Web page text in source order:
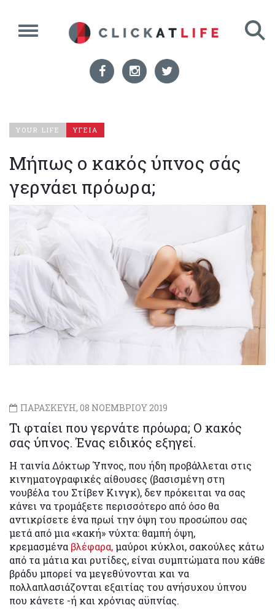
YOUR LIFE ΥΓΕΙΑ
Μήπως ο κακός ύπνος σάς
γερνάει πρόωρα;
ΠΑΡΑΣΚΕΥΗ, 08 ΝΟΕΜΒΡΙΟΥ 2019
Τι φταίει που γερνάτε πρόωρα; Ο κακός
σας ύπνος. Ένας ειδικός εξηγεί.
Η ταινία Δόκτωρ Ύπνος, που ήδη προβάλλεται στις
κινηματογραφικές αίθουσες (βασισμένη στη
νουβέλα του Στίβεν Κινγκ), δεν πρόκειται να σας
κάνει να τρομάξετε περισσότερο από όσο θα
αντικρίσετε ένα πρωί την όψη του προσώπου σας
μετά από μια «κακή» νύχτα: θαμπή όψη,
κρεμασμένα βλέφαρα,μαύροι κύκλοι, σακούλες κάτω
από τα μάτια και ρυτίδες, είναι συμπτώματα που κάθε
βράδυ μπορεί να μεγεθύνονται και να
πολλαπλασιάζονται εξαιτίας του ανήσυχου ύπνου
που κάνετε -ή και χρόνιας αϋπνίας.